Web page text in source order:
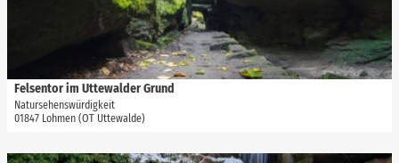
i
F
viawww.saechsische-schweiz.de, Philipp Zieger |
Felsentor im Uttewalder Grund
Natursehenswürdigkeit
01847 Lohmen (OT Uttewalde)